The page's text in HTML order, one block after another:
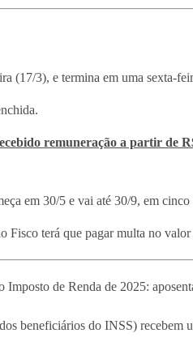
(17/3), e termina em uma sexta-
remuneração a partir de
em 30/5 e vai até 30/9, em cinco
Fisco terá que pagar multa no
de Renda de 2025:
beneficiários do INSS)